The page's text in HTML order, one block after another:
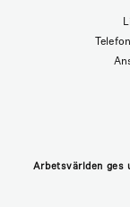
Arbetsvärlden ges